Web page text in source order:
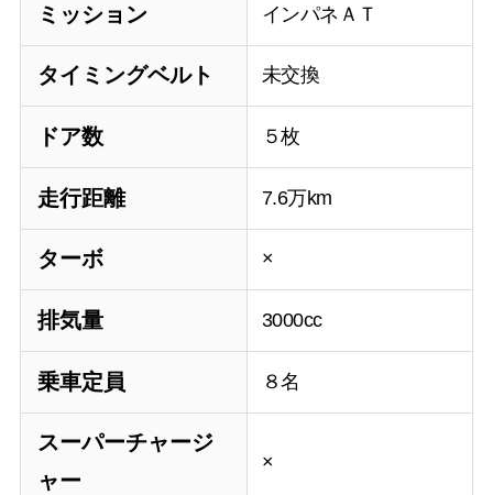
ミッション インパネＡＴ
タイミングベルト 未交換
ドア数 ５枚
走行距離 7.6万km
ターボ ×
排気量 3000cc
乗車定員 ８名
スーパーチャージ
ャー
×